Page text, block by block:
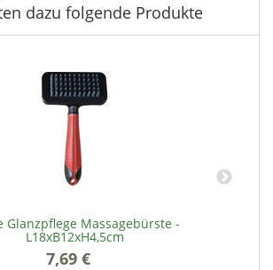
dazu folgende Produkte
Glanzpflege Massagebürste -
L18xB12xH4,5cm
7,69 €